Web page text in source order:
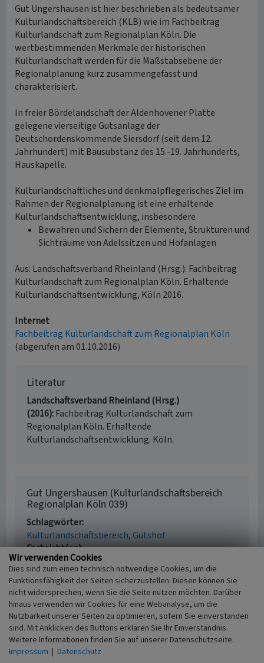
Gut Ungershausen ist hier beschrieben als bedeutsamer
Kulturlandschaftsbereich (KLB) wie im Fachbeitrag
Kulturlandschaft zum Regionalplan Köln. Die
wertbestimmenden Merkmale der historischen
Kulturlandschaft werden für die Maßstabsebene der
Regionalplanung kurz zusammengefasst und
charakterisiert.
In freier Bördelandschaft der Aldenhovener Platte
gelegene vierseitige Gutsanlage der
Deutschordenskommende Siersdorf (seit dem 12.
Jahrhundert) mit Bausubstanz des 15.-19. Jahrhunderts,
Hauskapelle.
Kulturlandschaftliches und denkmalpflegerisches Ziel im
Rahmen der Regionalplanung ist eine erhaltende
Kulturlandschaftsentwicklung, insbesondere
Bewahren und Sichern der Elemente, Strukturen und
Sichträume von Adelssitzen und Hofanlagen
Aus: Landschaftsverband Rheinland (Hrsg.): Fachbeitrag
Kulturlandschaft zum Regionalplan Köln. Erhaltende
Kulturlandschaftsentwicklung, Köln 2016.
Internet
Fachbeitrag Kulturlandschaft zum Regionalplan Köln
(abgerufen am 01.10.2016)
Literatur
Landschaftsverband Rheinland (Hrsg.)
(2016) Fachbeitrag Kulturlandschaft zum
Regionalplan Köln. Erhaltende
Kulturlandschaftsentwicklung. Köln.
Gut Ungershausen (Kulturlandschaftsbereich
Regionalplan Köln 039)
Schlagwörter
Kulturlandschaftsbereich Gutshof
Fachsicht(en)
Kulturlandschaftspflege, Denkmalpflege,
Landeskunde, Raumplanung
Erfassungsmaßstab
i.d.R. 1:25.000 (kleiner als 1:20.000)
Erfassungsmethode
Literaturauswertung
Historischer Zeitraum
Beginn 2016
Wir verwenden Cookies
Dies sind zum einen technisch notwendige Cookies, um die
Funktionsfähigkeit der Seiten sicherzustellen. Diesen können Sie
nicht widersprechen, wenn Sie die Seite nutzen möchten. Darüber
hinaus verwenden wir Cookies für eine Webanalyse, um die
Nutzbarkeit unserer Seiten zu optimieren, sofern Sie einverstanden
sind. Mit Anklicken des Buttons erklären Sie Ihr Einverständnis.
Weitere Informationen finden Sie auf unserer Datenschutzseite.
Impressum | Datenschutz